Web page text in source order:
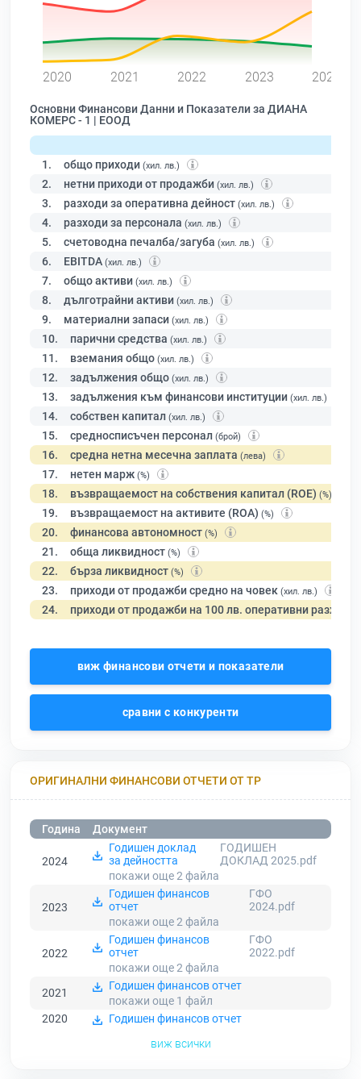
2020 2021 2022 2023 2024
Основни Финансови Данни и Показатели за ДИАНА
КОМЕРС - 1 | ЕООД
1. общо приходи (хил. лв.)
2. нетни приходи от продажби (хил. лв.)
3. разходи за оперативна дейност (хил. лв.)
4. разходи за персонала (хил. лв.)
5. счетоводна печалба/загуба (хил. лв.)
6. EBITDA (хил. лв.)
7. общо активи (хил. лв.)
8. дълготрайни активи (хил. лв.)
9. материални запаси (хил. лв.)
10. парични средства (хил. лв.)
11. вземания общо (хил. лв.)
12. задължения общо (хил. лв.)
13. задължения към финансови институции (хил. лв.)
14. собствен капитал (хил. лв.)
15. средносписъчен персонал (брой)
16. средна нетна месечна заплата (лева)
17. нетен марж (%)
18. възвращаемост на собствения капитал (ROE) (%)
19. възвращаемост на активите (ROA) (%)
20. финансова автономност (%)
21. обща ликвидност (%)
22. бърза ликвидност (%)
23. приходи от продажби средно на човек (хил. лв.)
24. приходи от продажби на 100 лв. оперативни разходи
виж финансови отчети и показатели
сравни с конкуренти
ОРИГИНАЛНИ ФИНАНСОВИ ОТЧЕТИ ОТ ТР
Година Документ
2024
Годишен доклад
за дейността
ГОДИШЕН
ДОКЛАД 2025.pdf
покажи още 2файла
2023
Годишен финансов
отчет
ГФО
2024.pdf
покажи още 2файла
2022
Годишен финансов
отчет
ГФО
2022.pdf
покажи още 2файла
2021
Годишен финансов отчет
покажи още 1 файл
2020
Годишен финансов отчет
виж всички